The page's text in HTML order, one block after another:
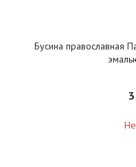
Бусина православная